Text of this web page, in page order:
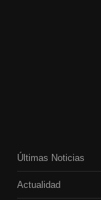
Últimas Noticias
Actualidad